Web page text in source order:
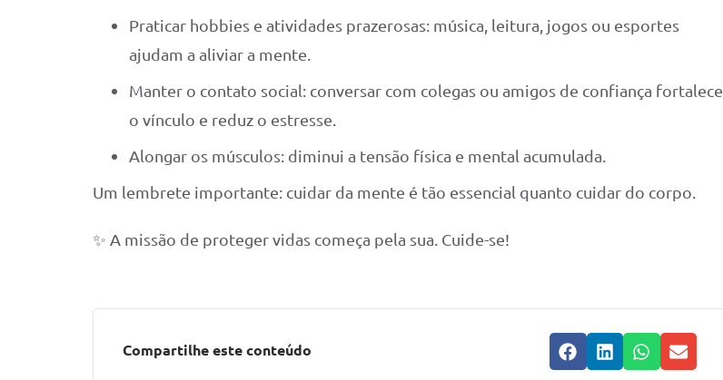
Praticar hobbies e atividades prazerosas: música, leitura, jogos ou esportes
ajudam a aliviar a mente.
Manter o contato social: conversar com colegas ou amigos de confiança fortalece
o vínculo e reduz o estresse.
Alongar os músculos: diminui a tensão física e mental acumulada.
Um lembrete importante: cuidar da mente é tão essencial quanto cuidar do corpo.
✨ A missão de proteger vidas começa pela sua. Cuide-se!
Compartilhe este conteúdo